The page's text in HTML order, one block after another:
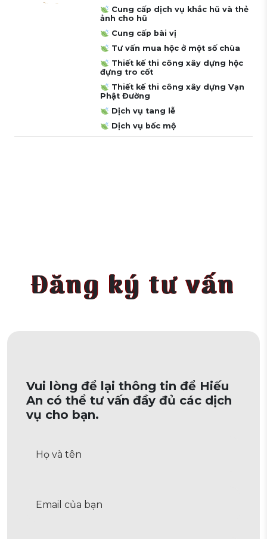
Cung cấp dịch vụ khắc hũ và thẻ
ảnh cho hũ
Cung cấp bài vị
Tư vấn mua hộc ở một số chùa
Thiết kế thi công xây dựng hộc
đựng tro cốt
Thiết kế thi công xây dựng Vạn
Phật Đường
Dịch vụ tang lễ
Dịch vụ bốc mộ
Đăng ký tư vấn
Vui lòng để lại thông tin để Hiếu
An có thể tư vấn đầy đủ các dịch
vụ cho bạn.